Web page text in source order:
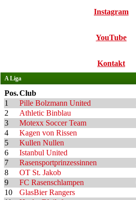
Instagram
YouTube
Kontakt
A Liga
Pos.Club
1
Pille Bolzmann United
2
Athletic Binblau
3
Motexx Soccer Team
4
Kagen von Rissen
5
Kullen Nullen
6
Istanbul United
7
Rasensportprinzessinnen
8
OT St. Jakob
9
FC Rasenschlampen
10
GlasBier Rangers